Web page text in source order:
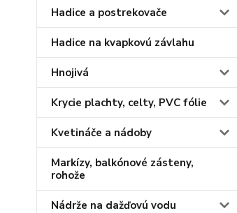
Hadice a postrekovače
Hadice na kvapkovú závlahu
Hnojivá
Krycie plachty, celty, PVC fólie
Kvetináče a nádoby
Markízy, balkónové zásteny,
rohože
Nádrže na dažďovú vodu